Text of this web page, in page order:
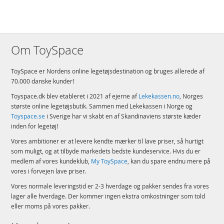
Om ToySpace
ToySpace er Nordens online legetøjsdestination og bruges allerede af
70.000 danske kunder!
Toyspace.dk blev etableret i 2021 af ejerne afLekekassen.no, Norges
største online legetøjsbutik. Sammen med Lekekassen i Norge og
Toyspace.se i Sverige har vi skabt en af Skandinaviens største kæder
inden for legetøj!
Vores ambitioner er at levere kendte mærker til lave priser, så hurtigt
som muligt, og at tilbyde markedets bedste kundeservice. Hvis du er
medlem af vores kundeklub, My ToySpace, kan du spare endnu mere på
vores i forvejen lave priser.
Vores normale leveringstid er 2-3 hverdage og pakker sendes fra vores
lager alle hverdage. Der kommer ingen ekstra omkostninger som told
eller moms på vores pakker.